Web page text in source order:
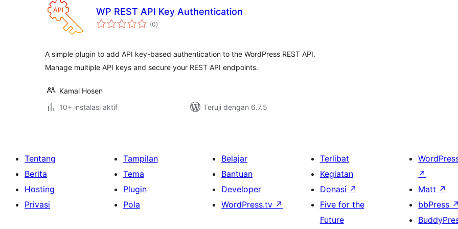
WP REST API Key Authentication
(0total
rating
)
A simple plugin to add API key-based authentication to the WordPress REST API.
Manage multiple API keys and secure your REST API endpoints.
Kamal Hosen
10+ instalasi aktif
Teruji dengan 6.7.5
Tentang
Berita
Hosting
Privasi
Tampilan
Tema
Plugin
Pola
Belajar
Bantuan
Developer
WordPress.tv ↗
Terlibat
Kegiatan
Donasi ↗
Five for the
Future
↗
Matt ↗
bbPress ↗